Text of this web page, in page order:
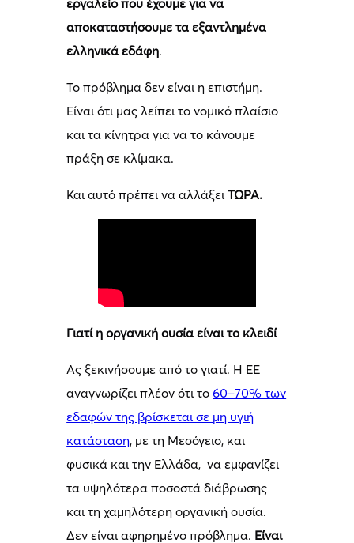
εργαλείο που έχουμε για να
αποκαταστήσουμε τα εξαντλημένα
ελληνικά εδάφη.
Το πρόβλημα δεν είναι η επιστήμη.
Είναι ότι μας λείπει το νομικό πλαίσιο
και τα κίνητρα για να το κάνουμε
πράξη σε κλίμακα.
Και αυτό πρέπει να αλλάξειΤΩΡΑ.
Γιατί η οργανική ουσία είναι το κλειδί
Ας ξεκινήσουμε από το γιατί. Η ΕΕ
αναγνωρίζει πλέον ότι το60–70% των
εδαφών της βρίσκεται σε μη υγιή
κατάσταση, με τη Μεσόγειο, και
φυσικά και την Ελλάδα, να εμφανίζει
τα υψηλότερα ποσοστά διάβρωσης
και τη χαμηλότερη οργανική ουσία.
Δεν είναι αφηρημένο πρόβλημα. Είναι